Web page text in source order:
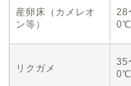
産卵床（カメレオ
ン等）
28
0℃
リクガメ
35
0℃